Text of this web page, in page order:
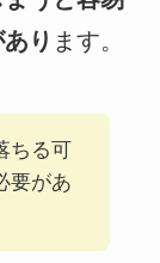
り ます。
ちる可
要があ